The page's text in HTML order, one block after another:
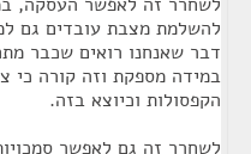
לשחרר זה לאפשר העסקה,
להשלמת מצבת עובדים גם
דבר שאנחנו רואים שכבר
במידה מספקת וזה קורה כי
הקפסולות וכיוצא בזה.
לשחרר זה גם לאפשר